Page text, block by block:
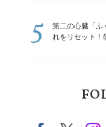
第二の心臓「ふ
れをリセット！
5